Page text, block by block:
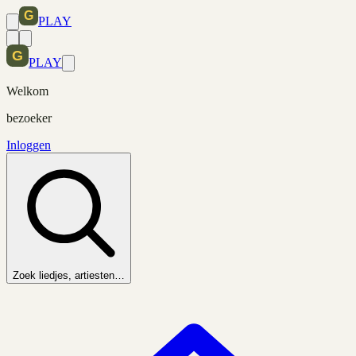
PLAY
PLAY
Welkom
bezoeker
Inloggen
Zoek liedjes, artiesten…